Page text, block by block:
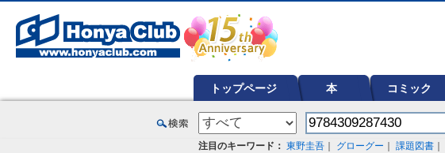
トップページ 本 コミック
注目のキーワード： 東野圭吾 グローグー 課題図書